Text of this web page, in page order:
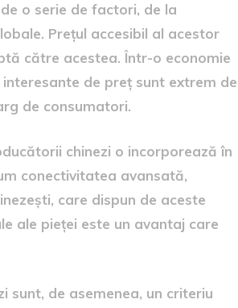
o serie de factori, de la
Prețul accesibil al acestor
către acestea. Într-o economie
de preț sunt extrem de
de consumatori.
chinezi o incorporează în
conectivitatea avansată,
care dispun de aceste
ale pieței este un avantaj care
sunt, de asemenea, un criteriu